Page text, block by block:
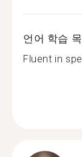
언어 학습
Fluent in